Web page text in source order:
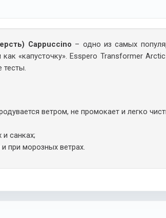
Cappuccino – одно из самых
«капусточку». Esspero Transformer
тесты.
ветром, не промокает и легко
санках;
при морозных ветрах.